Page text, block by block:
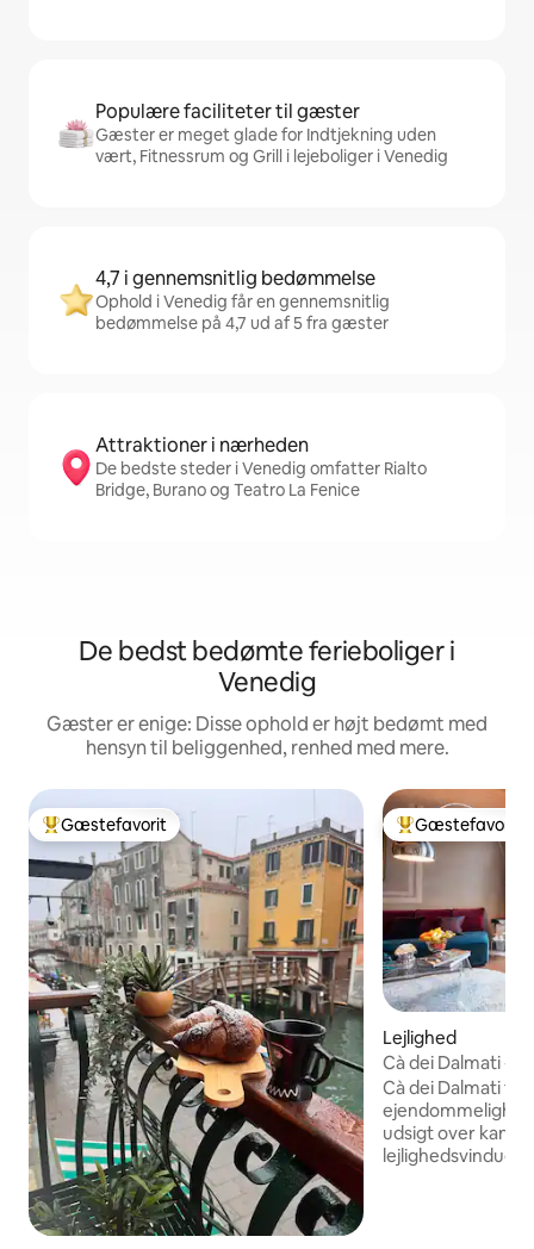
Populære faciliteter til gæster
Gæster er meget glade for Indtjekning uden
vært, Fitnessrum og Grill i lejeboliger i Venedig
4,7 i gennemsnitlig bedømmelse
Ophold i Venedig får en gennemsnitlig
bedømmelse på 4,7 ud af 5 fra gæster
Attraktioner i nærheden
De bedste steder i Venedig omfatter Rialto
Bridge, Burano og Teatro La Fenice
De bedst bedømte ferieboliger i
Venedig
Gæster er enige: Disse ophold er højt bedømt med
hensyn til beliggenhed, renhed med mere.
Bedste gæstefavorit
Gæstefavorit Bedste
Gæstefavorit
Lejlighed
Cà dei Dalmati -
Cà dei Dalmati
udsigt over